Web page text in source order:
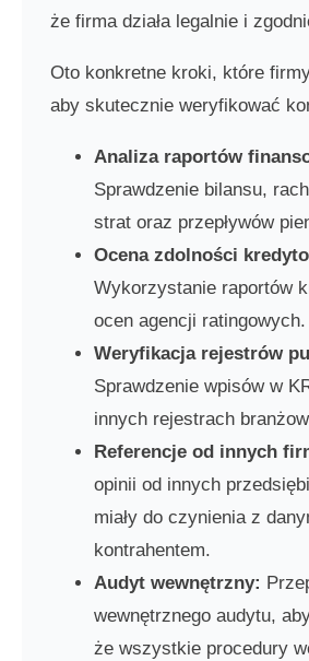
że firma działa legalnie i
Oto konkretne kroki, które
aby skutecznie weryfikować
Analiza raportów
Sprawdzenie bilansu,
strat oraz przepływów
Ocena zdolności
Wykorzystanie raportów
ocen agencji ratingowych.
Weryfikacja rejestrów
Sprawdzenie wpisów w
innych rejestrach
Referencje od innych
opinii od innych
miały do czynienia z
kontrahentem.
Audyt wewnętrzny:
wewnętrznego audytu,
że wszystkie procedury